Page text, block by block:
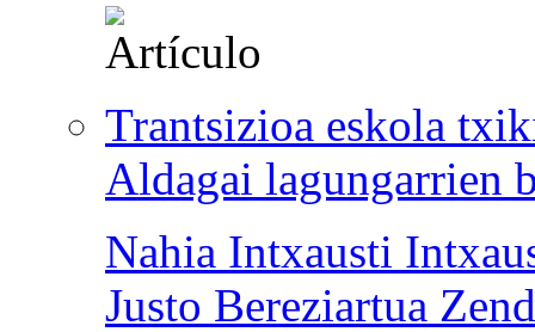
Trantsizioa eskola
Aldagai lagungarrien
Nahia Intxausti
Justo Bereziartua